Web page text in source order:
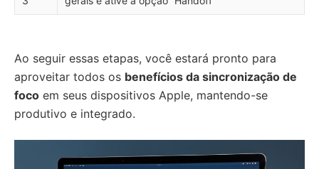
Ao seguir essas etapas, você estará pronto para
aproveitar todos os benefícios da sincronização de
foco em seus dispositivos Apple, mantendo-se
produtivo e integrado.